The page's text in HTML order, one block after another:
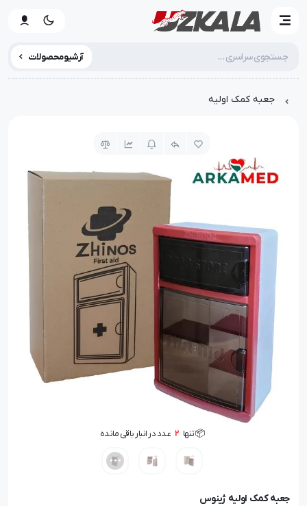
آرشیو محصولات
جعبه کمک اولیه
📦 تنها 2 عدد در انبار باقی مانده
🤩 بهترین قیمت در
روز گذشته
جعبه کمک اولیه ژینوس